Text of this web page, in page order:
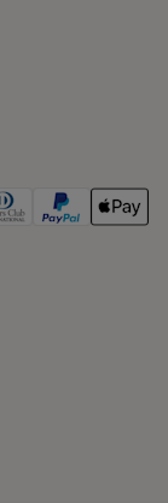
MethodPayment
club Payment
Paypal Payment
Apple